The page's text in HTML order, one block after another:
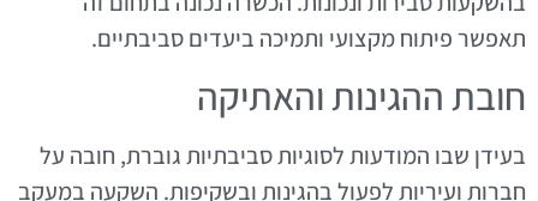
תאפשר פיתוח מקצועי ותמיכה ביעדים סביבתיים.
חובת ההגינות והאתיקה
בעידן שבו המודעות לסוגיות סביבתיות גוברת, חובה על
חברות ועיריות לפעול בהגינות ובשקיפות. השקעה במעקב